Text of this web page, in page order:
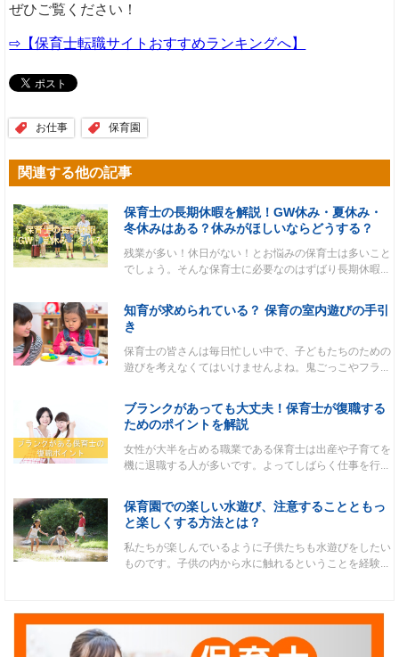
ぜひご覧ください！
⇨【保育士転職サイトおすすめランキングへ】
お仕事 保育園
関連する他の記事
保育士の長期休暇を解説！GW休み・夏休み・
冬休みはある？休みがほしいならどうする？
残業が多い！休日がない！とお悩みの保育士は多いこと
でしょう。そんな保育士に必要なのはずばり長期休暇...
知育が求められている？ 保育の室内遊びの手引
き
保育士の皆さんは毎日忙しい中で、子どもたちのための
遊びを考えなくてはいけませんよね。鬼ごっこやフラ...
ブランクがあっても大丈夫！保育士が復職する
ためのポイントを解説
女性が大半を占める職業である保育士は出産や子育てを
機に退職する人が多いです。よってしばらく仕事を行...
保育園での楽しい水遊び、注意することともっ
と楽しくする方法とは？
私たちが楽しんでいるように子供たちも水遊びをしたい
ものです。子供の内から水に触れるということを経験...